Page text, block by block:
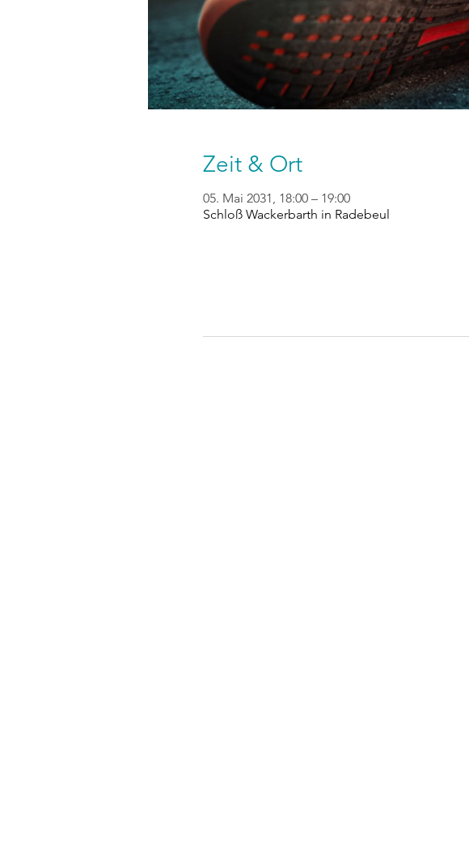
Zeit & Ort
05. Mai 2031, 18:00 – 19:00
Schloß Wackerbarth in Radebeul